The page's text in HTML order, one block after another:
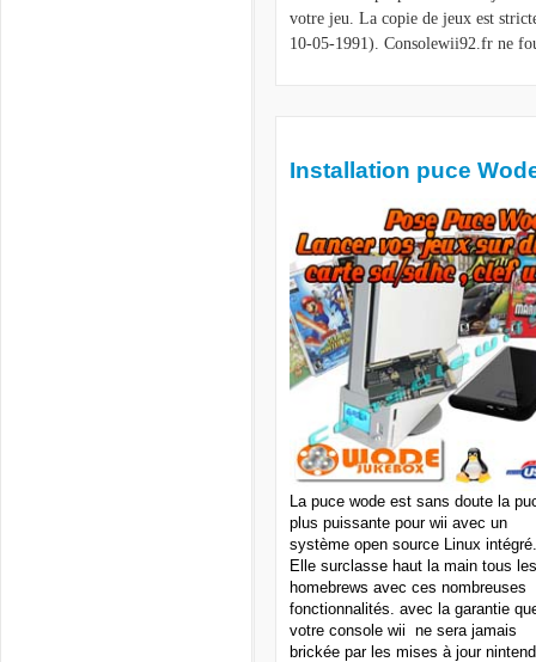
votre jeu. La copie de jeux est
10-05-1991). Consolewii92.fr ne
Installation puce
La puce wode est sans doute la
plus puissante pour wii avec un
système open source Linux intégré.
Elle surclasse haut la main tous les
homebrews avec ces nombreuses
fonctionnalités. avec la garantie
votre console wii ne sera jamais
brickée par les mises à jour